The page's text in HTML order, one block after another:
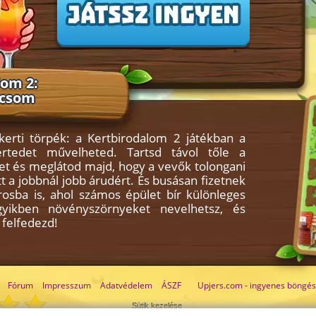
2:
törpék: a Kertbirodalom 2 játékban a
művelheted. Tartsd távol tőle a
és meglátod majd, hogy a vevők tolongani
a jobbnál jobb árudért. És busásan fizetnek
is, ahol számos épület bír különleges
növényszörnyeket nevelhetsz, és
felfedezd!
Fórum Impresszum Adatvédelem ÁSZF Upjers.com - ingyenes
Sütik kezelése